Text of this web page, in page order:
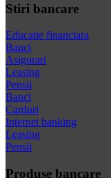
Stiri bancare
Educatie financiara
Banci
Asigurari
Leasing
Pensii
Banci
Carduri
Internet banking
Leasing
Pensii
Produse bancare